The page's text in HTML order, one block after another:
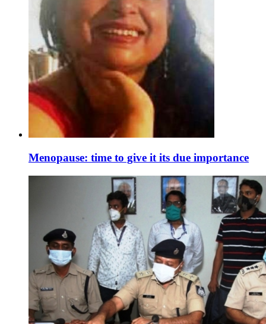
Menopause: time to give it its due importance